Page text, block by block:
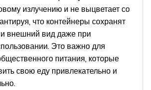
излучению и не выцветает со
что контейнеры сохранят
и внешний вид даже при
Это важно для
питания, которые
свою еду привлекательно и